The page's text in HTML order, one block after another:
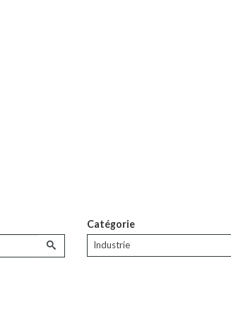
Catégorie
Industrie